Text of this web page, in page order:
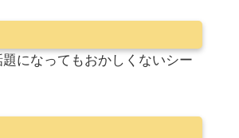
になってもおかしくないシー